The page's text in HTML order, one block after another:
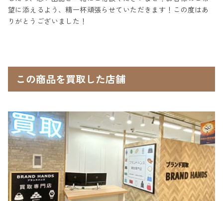
望に添えるよう、精一杯頑張らせていただきます！この度はあ
りがとうございました！
この商品を買取した店舗